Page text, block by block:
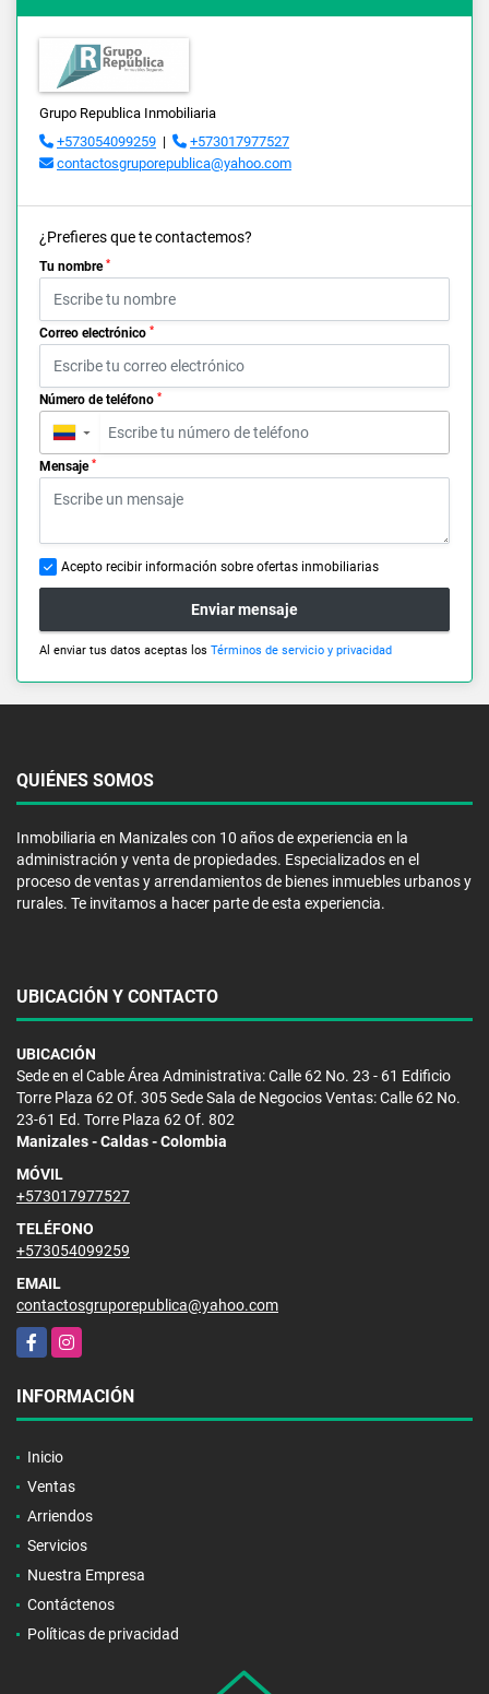
Grupo Republica Inmobiliaria
+573054099259 |
+573017977527
contactosgruporepublica@yahoo.com
¿Prefieres que te contactemos?
Tu nombre *
Correo electrónico *
Número de teléfono *
▼
Mensaje *
Acepto recibir información sobre ofertas inmobiliarias
Enviar mensaje
Al enviar tus datos aceptas los Términos de servicio y privacidad
QUIÉNES SOMOS
Inmobiliaria en Manizales con 10 años de experiencia en la
administración y venta de propiedades. Especializados en el
proceso de ventas y arrendamientos de bienes inmuebles urbanos y
rurales. Te invitamos a hacer parte de esta experiencia.
UBICACIÓN Y CONTACTO
UBICACIÓN
Sede en el Cable Área Administrativa: Calle 62 No. 23 - 61 Edificio
Torre Plaza 62 Of. 305 Sede Sala de Negocios Ventas: Calle 62 No.
23-61 Ed. Torre Plaza 62 Of. 802
Manizales - Caldas - Colombia
MÓVIL
+573017977527
TELÉFONO
+573054099259
EMAIL
contactosgruporepublica@yahoo.com
FacebookInstagram
INFORMACIÓN
Inicio
Ventas
Arriendos
Servicios
Nuestra Empresa
Contáctenos
Políticas de privacidad